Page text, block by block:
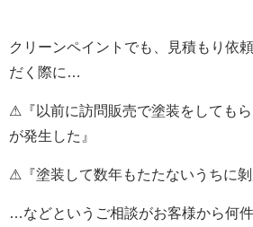
クリーンペイントでも、見積もり依
だく際に…
⚠『以前に訪問販売で塗装をしても
が発生した』
⚠『塗装して数年もたたないうちに剝
…などというご相談がお客様から何